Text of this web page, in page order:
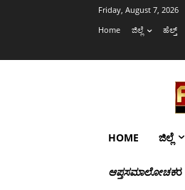
Friday, August 7, 2026
Home
ಜಿಲ್ಲೆ ಹೆಲ್ತ್
HOME ಜಿಲ್ಲೆ
ಆಪ್ತಸಮಾಲೋಚಕರ